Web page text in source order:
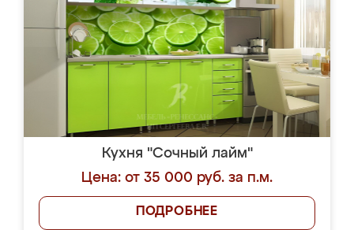
Кухня "Сочный лайм"
Цена: от 35 000 руб. за п.м.
ПОДРОБНЕЕ